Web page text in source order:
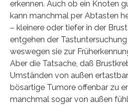
erkennen. Auch ob ein Knoten
kann manchmal per Abtasten
– kleinere oder tiefer in der
entgehen der
weswegen sie zur
Aber die Tatsache, daß
Umständen von außen
bösartige Tumore offenbar zu
manchmal sogar von außen